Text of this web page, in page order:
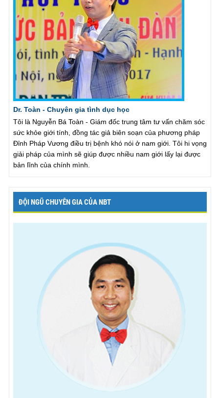
Dr. Toàn - Chuyên gia tình dục học
Tôi là Nguyễn Bá Toàn - Giám đốc trung tâm tư vấn chăm sóc
sức khỏe giới tính, đồng tác giả biên soạn của phương pháp
Đỉnh Pháp Vương điều trị bệnh khó nói ở nam giới. Tôi hi vọng
giải pháp của mình sẽ giúp được nhiều nam giới lấy lại được
bản lĩnh của chính mình.
ĐỘI NGŨ CHUYÊN GIA CỦA NBT